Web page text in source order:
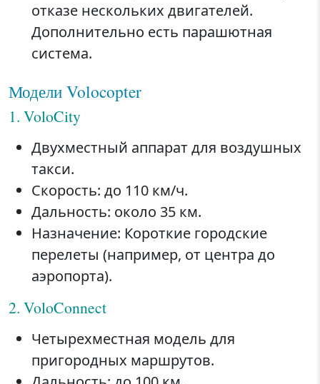
отказе нескольких двигателей.
Дополнительно есть парашютная
система.
Модели Volocopter
1. VoloCity
Двухместный аппарат для воздушных
такси.
Скорость: до 110 км/ч.
Дальность: около 35 км.
Назначение: Короткие городские
перелеты (например, от центра до
аэропорта).
2. VoloConnect
Четырехместная модель для
пригородных маршрутов.